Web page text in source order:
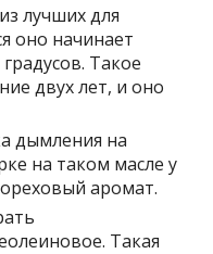
лучших для
оно начинает
Такое
двух лет, и оно
дымления на
на таком масле у
аромат.
Такая